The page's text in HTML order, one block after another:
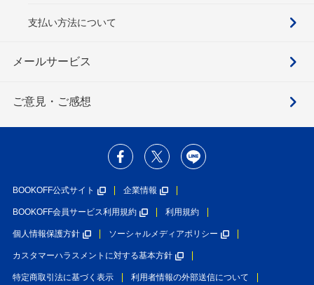
支払い方法について
メールサービス
ご意見・ご感想
BOOKOFF公式サイト 企業情報
BOOKOFF会員サービス利用規約 利用規約
個人情報保護方針 ソーシャルメディアポリシー
カスタマーハラスメントに対する基本方針
特定商取引法に基づく表示 利用者情報の外部送信について